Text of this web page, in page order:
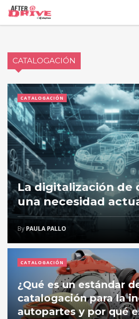
CATALOGACIÓN
La digitalización de
una necesidad
By PAULA PALLO
CATALOGACIÓN
¿Qué es un estándar
catalogación para la
autopartes y por qué
CATALOGACIÓN